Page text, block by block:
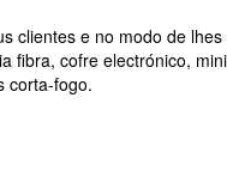
clientes e no modo de
cofre electrónico,
corta-fogo.